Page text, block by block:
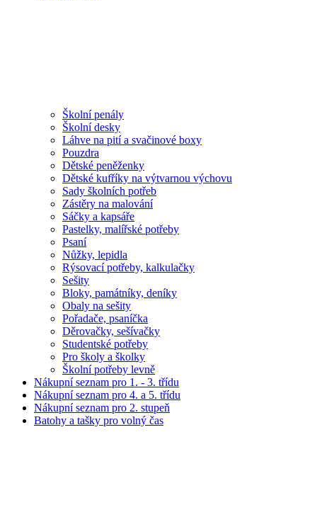
Školní penály
Školní desky
Láhve na pití a svačinové boxy
Pouzdra
Dětské peněženky
Dětské kufříky na výtvarnou výchovu
Sady školních potřeb
Zástěry na malování
Sáčky a kapsáře
Pastelky, malířské potřeby
Psaní
Nůžky, lepidla
Rýsovací potřeby, kalkulačky
Sešity
Bloky, památníky, deníky
Obaly na sešity
Pořadače, psaníčka
Děrovačky, sešívačky
Studentské potřeby
Pro školy a školky
Školní potřeby levně
Nákupní seznam pro 1. - 3. třídu
Nákupní seznam pro 4. a 5. třídu
Nákupní seznam pro 2. stupeň
Batohy a tašky pro volný čas